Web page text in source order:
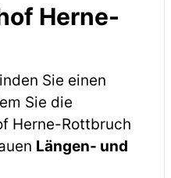
Herne-
Sie einen
Sie die
Herne-Rottbruch
Längen- und